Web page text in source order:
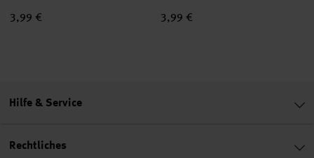
3,99 € 3,99 €
Hilfe & Service
Rechtliches